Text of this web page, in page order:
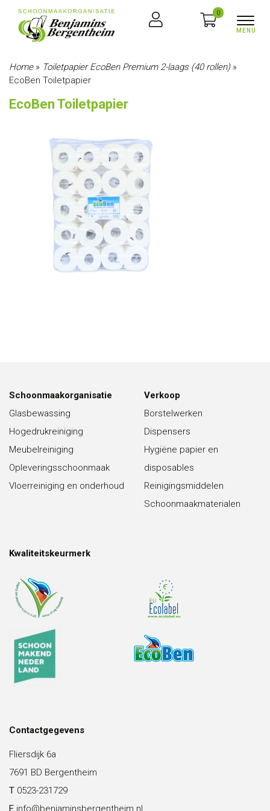
0
Home» Toiletpapier EcoBen Premium 2-laags (40 rollen)»
EcoBen Toiletpapier
EcoBen Toiletpapier
Schoonmaakorganisatie
Glasbewassing
Hogedrukreiniging
Meubelreiniging
Opleveringsschoonmaak
Vloerreiniging en onderhoud
Verkoop
Borstelwerken
Dispensers
Hygiëne papier en
disposables
Reinigingsmiddelen
Schoonmaakmaterialen
Kwaliteitskeurmerk
Contactgegevens
Fliersdijk 6a
7691 BD Bergentheim
T 0523-231729
E info@benjaminsbergentheim.nl